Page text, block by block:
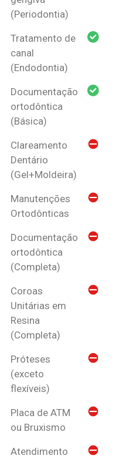
(Periodontia)
Tratamento de
canal
(Endodontia)
Documentação
ortodôntica
(Básica)
Clareamento
Dentário
(Gel+Moldeira)
Manutenções
Ortodônticas
Documentação
ortodôntica
(Completa)
Coroas
Unitárias em
Resina
(Completa)
Próteses
(exceto
flexíveis)
Placa de ATM
ou Bruxismo
Atendimento